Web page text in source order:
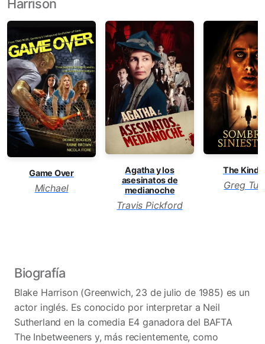
Harrison
Game Over
Michael
Agatha y los
asesinatos de
medianoche
Travis Pickford
The
Greg
Biografía
Blake Harrison (Greenwich, 23 de julio de 1985) es un
actor inglés. Es conocido por interpretar a Neil
Sutherland en la comedia E4 ganadora del BAFTA
The Inbetweeners y, más recientemente, como